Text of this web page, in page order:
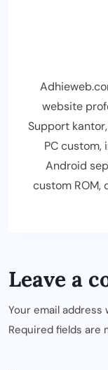
website
Support
PC custom,
Android
custom ROM,
Leave a
Your email address
Required fields are